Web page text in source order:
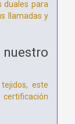
duales para
llamadas y
este